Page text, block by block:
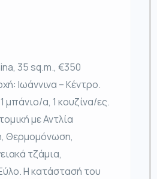
35 sq.m., €350
Ιωάννινα – Κέντρο.
μπάνιο/α, 1 κουζίνα/ες.
με Αντλία
Θερμομόνωση,
τζάμια,
Η κατάστασή του